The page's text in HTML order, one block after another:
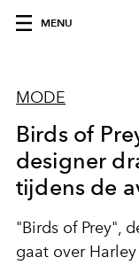
MENU
MODE
Birds of
designer
tijdens de
"Birds of Prey",
gaat over